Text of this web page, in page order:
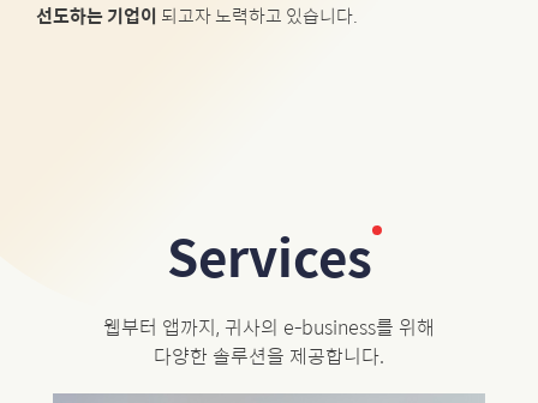
선도하는 기업이 되고자 노력하고 있습니다.
Services
웹부터 앱까지, 귀사의 e-business를 위해
다양한 솔루션을 제공합니다.